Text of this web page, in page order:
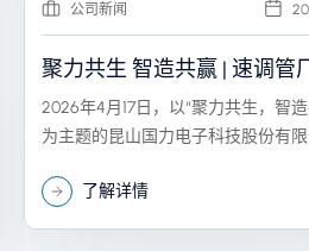
公司新闻
聚力共生 智造共赢 | 速调管
力电子2026年度供应商大会
举行
2026年4月17日，以“聚力共生，智造
为主题的昆山国力电子科技股份有
会在昆山隆重举行。
了解详情